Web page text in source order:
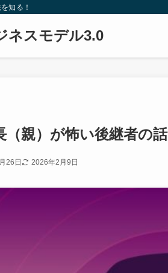
知る！
ネスモデル3.0
（親）が怖い後継者の話
26日 2026年2月9日